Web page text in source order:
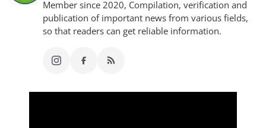
Member since 2020, Compilation, verification and
publication of important news from various fields,
so that readers can get reliable information.